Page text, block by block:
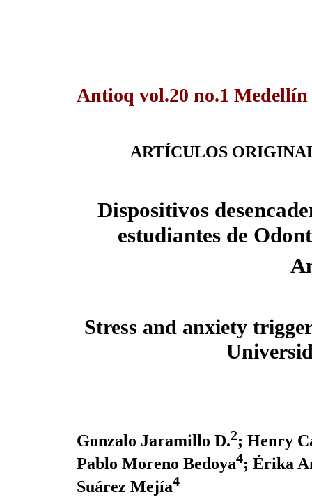
Antioq vol.20 no.1 Medellín
ARTÍCULOS
Dispositivos
estudiantes de
Stress and anxiety
Gonzalo Jaramillo D.2; Henry
Pablo Moreno Bedoya4; Érika
Suárez Mejía4